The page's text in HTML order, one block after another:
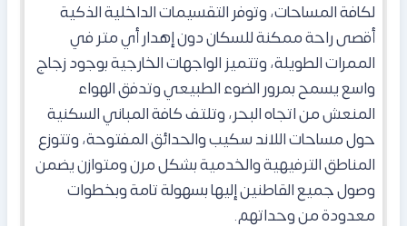
لكافة المساحات، وتوفر التقسيمات الداخلية الذكية
أقصى راحة ممكنة للسكان دون إهدار أي متر في
الممرات الطويلة، وتتميز الواجهات الخارجية بوجود زجاج
واسع يسمح بمرور الضوء الطبيعي وتدفق الهواء
المنعش من اتجاه البحر، وتلتف كافة المباني السكنية
حول مساحات اللاند سكيب والحدائق المفتوحة، وتتوزع
المناطق الترفيهية والخدمية بشكل مرن ومتوازن يضمن
وصول جميع القاطنين إليها بسهولة تامة وبخطوات
معدودة من وحداتهم.